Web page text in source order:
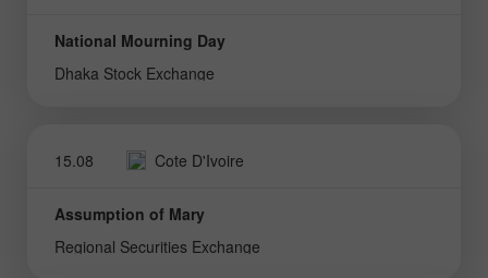
National Mourning Day
Dhaka Stock Exchange
15.08 Cote D'Ivoire
Assumption of Mary
Regional Securities Exchange